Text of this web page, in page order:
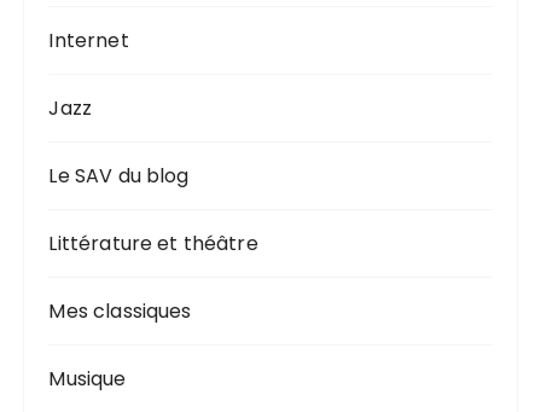
Internet
Jazz
Le SAV du blog
Littérature et théâtre
Mes classiques
Musique